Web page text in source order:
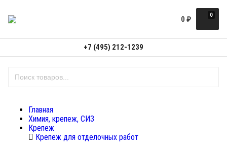
0
0 ₽
+7 (495) 212-1239
Главная
Химия, крепеж, СИЗ
Крепеж
Крепеж для отделочных работ